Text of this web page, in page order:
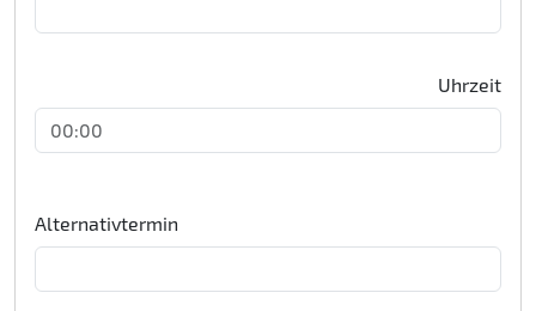
Uhrzeit
Alternativtermin